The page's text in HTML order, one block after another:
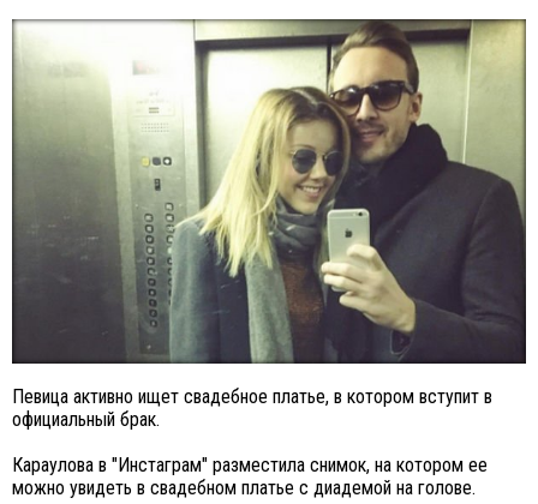
Певица активно ищет свадебное платье, в котором вступит в
официальный брак.
Караулова в "Инстаграм" разместила снимок, на котором ее
можно увидеть в свадебном платье с диадемой на голове.